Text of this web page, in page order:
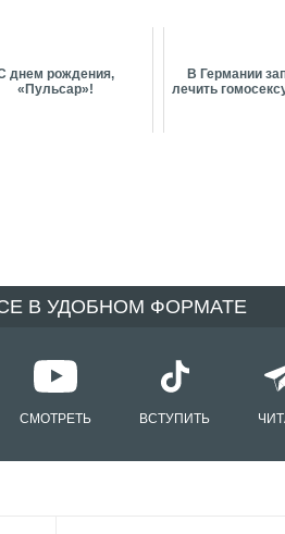
днем рождения,
«Пульсар»!
В Германии
лечить
В УДОБНОМ ФОРМАТЕ
СМОТРЕТЬ ВСТУПИТЬ